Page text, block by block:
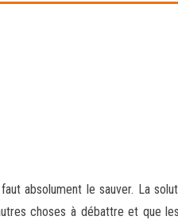
absolument le sauver. La
choses à débattre et que